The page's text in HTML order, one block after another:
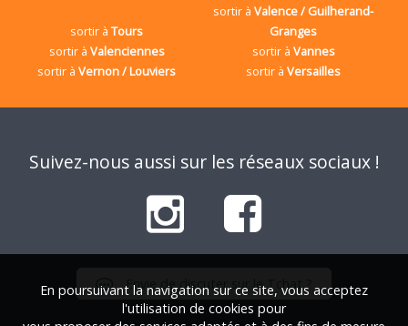
sortir àTours
sortir àValence / Guilherand-
Granges
sortir à Valenciennes sortir à Vannes
sortir àVernon / Louviers sortir àVersailles
Suivez-nous aussi sur les réseaux sociaux !
Envie de discuter sur le Tchat ?
En poursuivant la navigation sur ce site, vous acceptez
l'utilisation de cookies pour